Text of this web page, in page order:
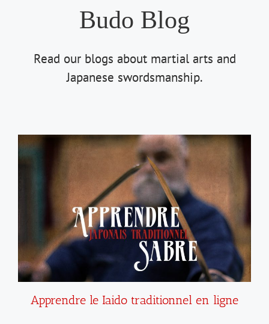
Budo Blog
Read our blogs about martial arts and
Japanese swordsmanship.
Apprendre le Iaido traditionnel en ligne